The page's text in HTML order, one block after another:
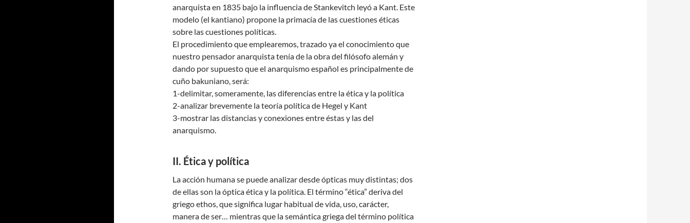
anarquista en 1835 bajo la influencia de Stankevitch leyó a Kant. Este
modelo (el kantiano) propone la primacía de las cuestiones éticas
sobre las cuestiones políticas.
El procedimiento que emplearemos, trazado ya el conocimiento que
nuestro pensador anarquista tenía de la obra del filósofo alemán y
dando por supuesto que el anarquismo español es principalmente de
cuño bakuniano, será:
1-delimitar, someramente, las diferencias entre la ética y la política
2-analizar brevemente la teoría política de Hegel y Kant
3-mostrar las distancias y conexiones entre éstas y las del
anarquismo.
II. Ética y política
La acción humana se puede analizar desde ópticas muy distintas; dos
de ellas son la óptica ética y la política. El término “ética” deriva del
griego ethos, que significa lugar habitual de vida, uso, carácter,
manera de ser… mientras que la semántica griega del término política